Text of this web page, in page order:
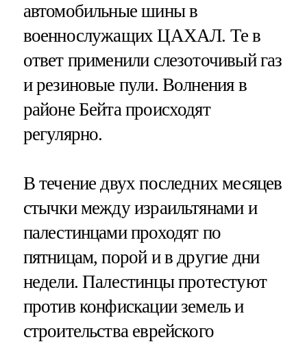
автомобильные шины в
военнослужащих ЦАХАЛ. Те в
ответ применили слезоточивый газ
и резиновые пули. Волнения в
районе Бейта происходят
регулярно.
В течение двух последних месяцев
стычки между израильтянами и
палестинцами проходят по
пятницам, порой и в другие дни
недели. Палестинцы протестуют
против конфискации земель и
строительства еврейского